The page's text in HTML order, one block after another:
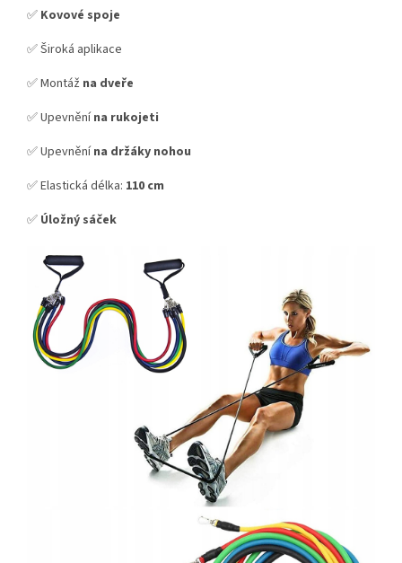
✅ Kovové spoje
✅ Široká aplikace
✅ Montáž na dveře
✅ Upevněnína rukojeti
✅ Upevněnína držáky nohou
✅ Elastická délka: 110 cm
✅ Úložný sáček